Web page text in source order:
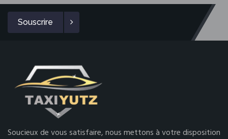
Souscrire
Soucieux de vous satisfaire, nous mettons à votre disposition